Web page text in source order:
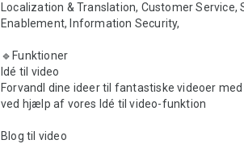
Localization & Translation, Customer Service,
Enablement, Information Security,
🔹Funktioner
Idé til video
Forvandl dine ideer til fantastiske videoer
ved hjælp af vores Idé til video-funktion
Blog til video